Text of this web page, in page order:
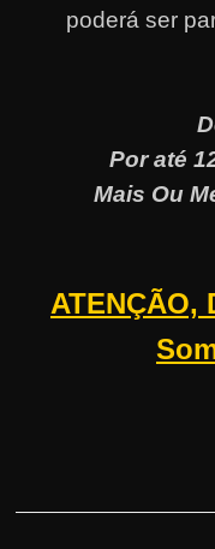
poderá ser
Por até
Mais Ou
ATENÇÃO,